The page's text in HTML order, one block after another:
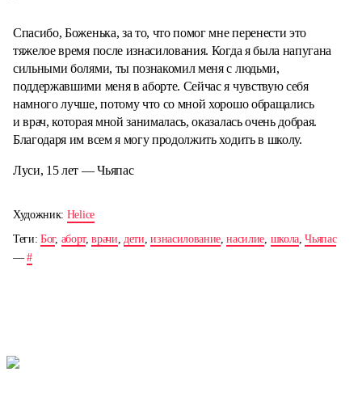
Спасибо, Боженька, за то, что помог мне перенести это
тяжелое время после изнасилования. Когда я была напугана
сильными болями, ты познакомил меня с людьми,
поддержавшими меня в аборте. Сейчас я чувствую себя
намного лучше, потому что со мной хорошо обращались
и врач, которая мной занималась, оказалась очень добрая.
Благодаря им всем я могу продолжить ходить в школу.
Луси, 15 лет — Чьяпас
Художник: Helice
Теги:Бог, аборт,врачи дети ,изнасилование ,насилие школа,Чьяпас
—#